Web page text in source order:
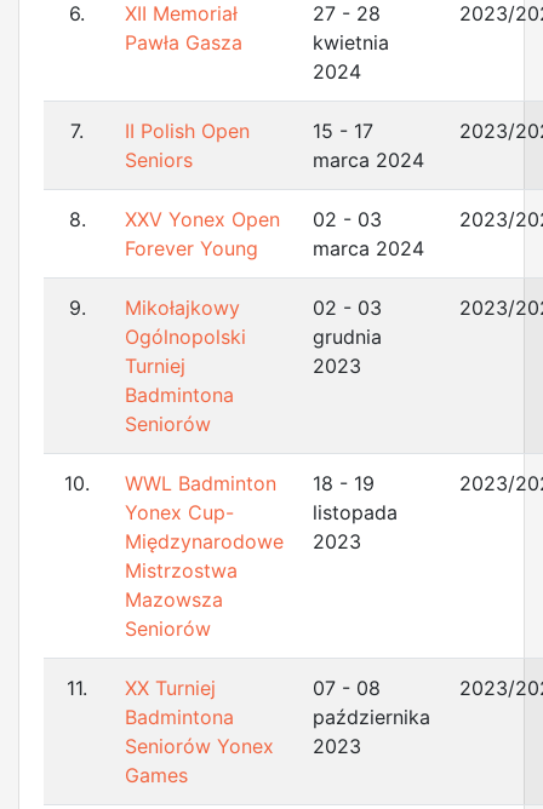
6.
XII Memoriał
Pawła Gasza
27 - 28
kwietnia
2024
2023/
7.
II Polish Open
Seniors
15 - 17
marca 2024
2023/
8.
XXV Yonex Open
Forever Young
02 - 03
marca 2024
2023/
9.
Mikołajkowy
Ogólnopolski
Turniej
Badmintona
Seniorów
02 - 03
grudnia
2023
2023/
10.
WWL Badminton
Yonex Cup-
Międzynarodowe
Mistrzostwa
Mazowsza
Seniorów
18 - 19
listopada
2023
2023/
11.
XX Turniej
Badmintona
Seniorów Yonex
Games
07 - 08
października
2023
2023/